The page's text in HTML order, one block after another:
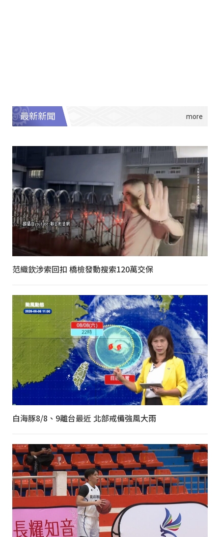
最新新聞
范織欽涉索回扣 橋檢發動搜索120萬交保
白海豚8/8、9離台最近 北部戒備強風大雨